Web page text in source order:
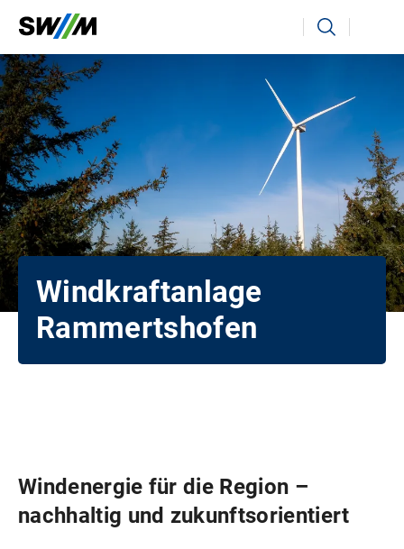
Ihr Suchbegriff Suchen
Windkraftanlage
Rammertshofen
Windenergie für die Region –
nachhaltig und zukunftsorientiert